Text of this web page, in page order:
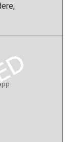
didattico
e gestire
e
i